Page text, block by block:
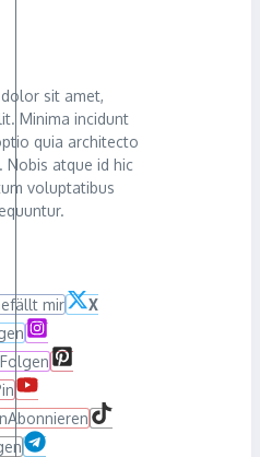
sit amet,
Minima incidunt
quia architecto
Nobis atque id hic
voluptatibus
mir
X
Folgen
Abonnieren